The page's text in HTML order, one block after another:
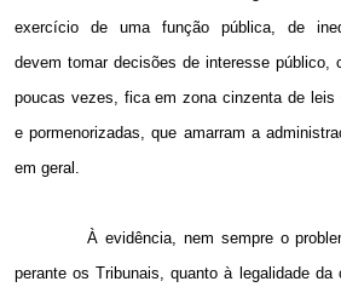
exercício de uma função pública, de
devem tomar decisões de interesse público,
poucas vezes, fica em zona cinzenta de
e pormenorizadas, que amarram a
em geral.
À evidência, nem sempre o
perante os Tribunais, quanto à legalidade da